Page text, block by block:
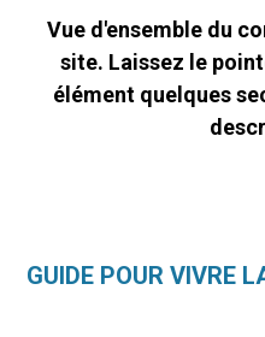
Vue d'ensemble du
site. Laissez le
élément quelques
GUIDE POUR VIVRE